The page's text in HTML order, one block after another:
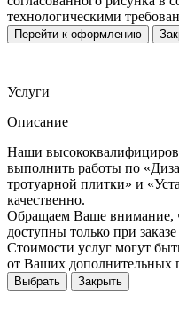
технологическими
Перейти к оформлению
Услуги
Описание
Наши
выполнить работы по
тротуарной плитки» и
качественно.
Обращаем Ваше внимание,
доступны только при
Стоимости услуг могут
от Ваших дополнительных
Выбрать Закрыть